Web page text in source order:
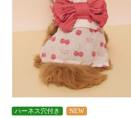
ハーネス穴付き NEW